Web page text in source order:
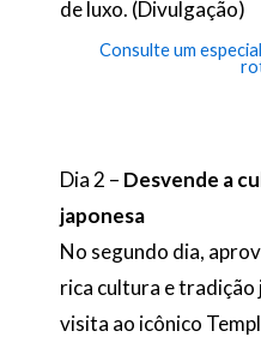
de luxo. (Divulgação)
Consulte um
Dia 2 – Desvende a
japonesa
No segundo dia,
rica cultura e tradição
visita ao icônico